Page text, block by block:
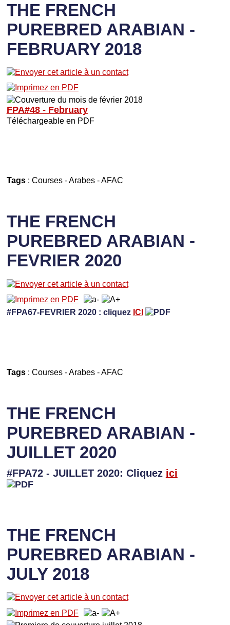
THE FRENCH
PUREBRED ARABIAN -
FEBRUARY 2018
FPA#48 - February
Téléchargeable en PDF
Tags: Courses-Arabes-AFAC
THE FRENCH
PUREBRED ARABIAN -
FEVRIER 2020
#FPA67-FEVRIER 2020 : cliquez ICI
Tags: Courses-Arabes-AFAC
THE FRENCH
PUREBRED ARABIAN -
JUILLET 2020
#FPA72 - JUILLET 2020: Cliquez ici
THE FRENCH
PUREBRED ARABIAN -
JULY 2018